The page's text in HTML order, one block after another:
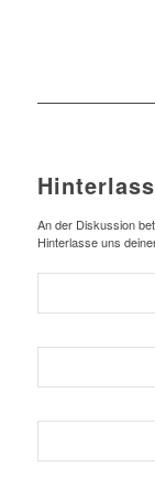
An der Diskussion
Hinterlasse uns